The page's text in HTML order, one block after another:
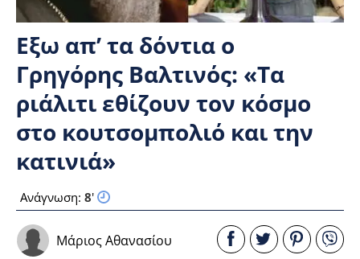
Εξω απ’ τα δόντια ο
Γρηγόρης Βαλτινός: «Τα
ριάλιτι εθίζουν τον κόσμο
στο κουτσομπολιό και την
κατινιά»
Ανάγνωση: 8'
Μάριος Αθανασίου